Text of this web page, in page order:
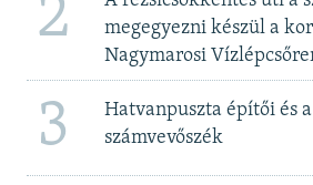
2
megegyezni készül a
Nagymarosi
3
Hatvanpuszta építői és
számvevőszék